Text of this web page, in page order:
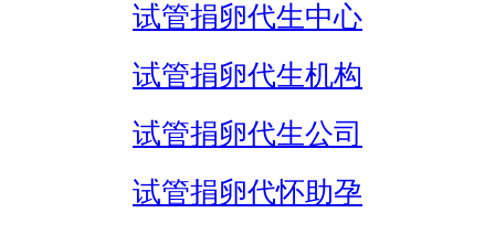
试管捐卵代生中心
试管捐卵代生机构
试管捐卵代生公司
试管捐卵代怀助孕